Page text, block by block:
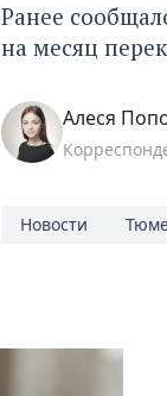
Ранее
на месяц
Алеся
Новости